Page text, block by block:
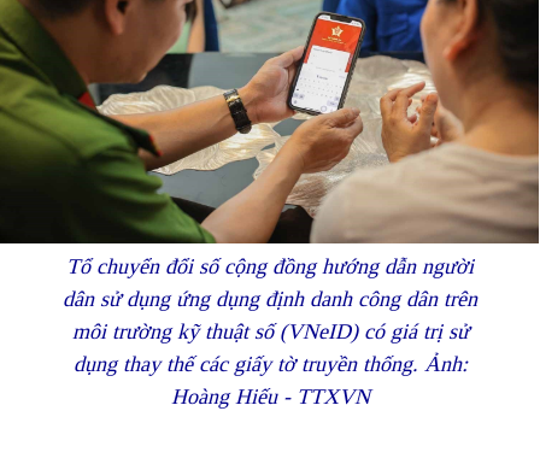
Tổ chuyển đổi số cộng đồng hướng dẫn người
dân sử dụng ứng dụng định danh công dân trên
môi trường kỹ thuật số (VNeID) có giá trị sử
dụng thay thế các giấy tờ truyền thống. Ảnh:
Hoàng Hiếu - TTXVN